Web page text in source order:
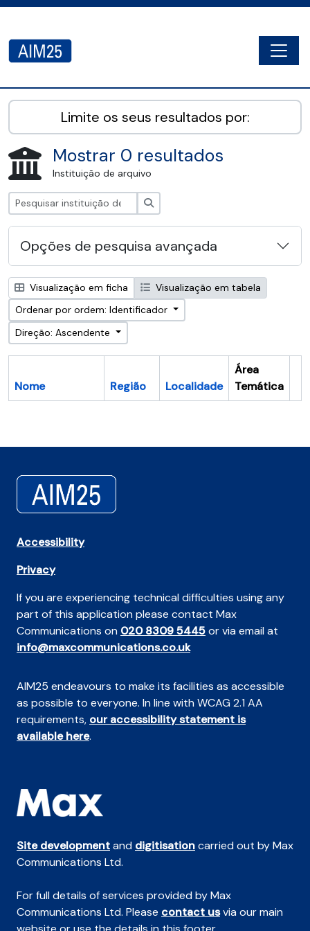
AIM25 - AtoM 2.8.2
Limite os seus resultados por:
Mostrar 0 resultados
Instituição de arquivo
Opções de pesquisa avançada
Visualização em ficha
Visualização em tabela
Ordenar por ordem: Identificador
Direção: Ascendente
Nome Região Localidade
Área
Temática
Accessibility
Privacy
If you are experiencing technical difficulties using any
part of this application please contact Max
Communications on 020 8309 5445or via email at
info@maxcommunications.co.uk
AIM25 endeavours to make its facilities as accessible
as possible to everyone. In line with WCAG 2.1 AA
requirements, our accessibility statement is
available here.
Site developmentand digitisationcarried out by Max
Communications Ltd.
For full details of services provided by Max
Communications Ltd. Please contact usvia our main